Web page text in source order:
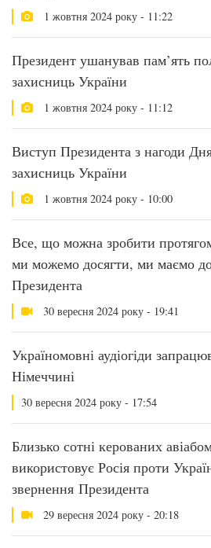
1 жовтня 2024 року - 11:22
Президент ушанував пам’ять
захисниць України
1 жовтня 2024 року - 11:12
Виступ Президента з нагоди
захисниць України
1 жовтня 2024 року - 10:00
Все, що можна зробити
ми можемо досягти, ми маємо
Президента
30 вересня 2024 року - 19:41
Україномовні аудіогіди
Німеччині
30 вересня 2024 року - 17:54
Близько сотні керованих
використовує Росія проти
звернення Президента
29 вересня 2024 року - 20:18